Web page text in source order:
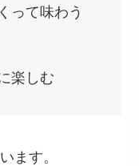
って味わう
楽しむ
ます。